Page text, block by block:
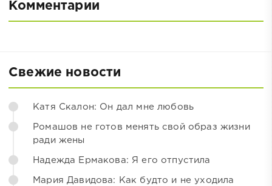
Комментарии
Свежие новости
Катя Скалон: Он дал мне любовь
Ромашов не готов менять свой образ жизни
ради жены
Надежда Ермакова: Я его отпустила
Мария Давидова: Как будто и не уходила